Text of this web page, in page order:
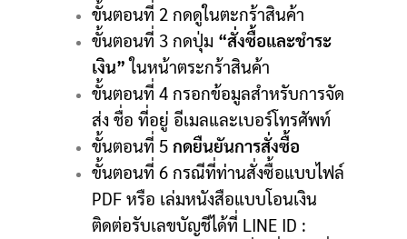
ขั้นตอนที่ 2 กดดูในตะกร้าสินค้า
ขั้นตอนที่ 3 กดปุ่ม “สั่งซื้อและชำระ
เงิน”ในหน้าตระกร้าสินค้า
ขั้นตอนที่ 4 กรอกข้อมูลสำหรับการจัด
ส่ง ชื่อ ที่อยู่ อีเมลและเบอร์โทรศัพท์
ขั้นตอนที่ 5กดยืนยันการสั่งซื้อ
ขั้นตอนที่ 6 กรณีที่ท่านสั่งซื้อแบบไฟล์
PDF หรือ เล่มหนังสือแบบโอนเงิน
ติดต่อรับเลขบัญชีได้ที่ LINE ID :